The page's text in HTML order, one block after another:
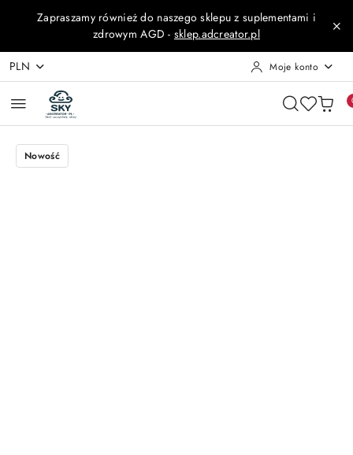
Przejdź do treści głównej
Przejdź do wyszukiwarki
Przejdź do moje konto
Przejdź do menu głównego
Przejdź do opisu produktu
Przejdź do stopki
Zapraszamy również do naszego sklepu z suplementami i
zdrowym AGD - sklep.adcreator.pl
PLN Moje konto
Nowość